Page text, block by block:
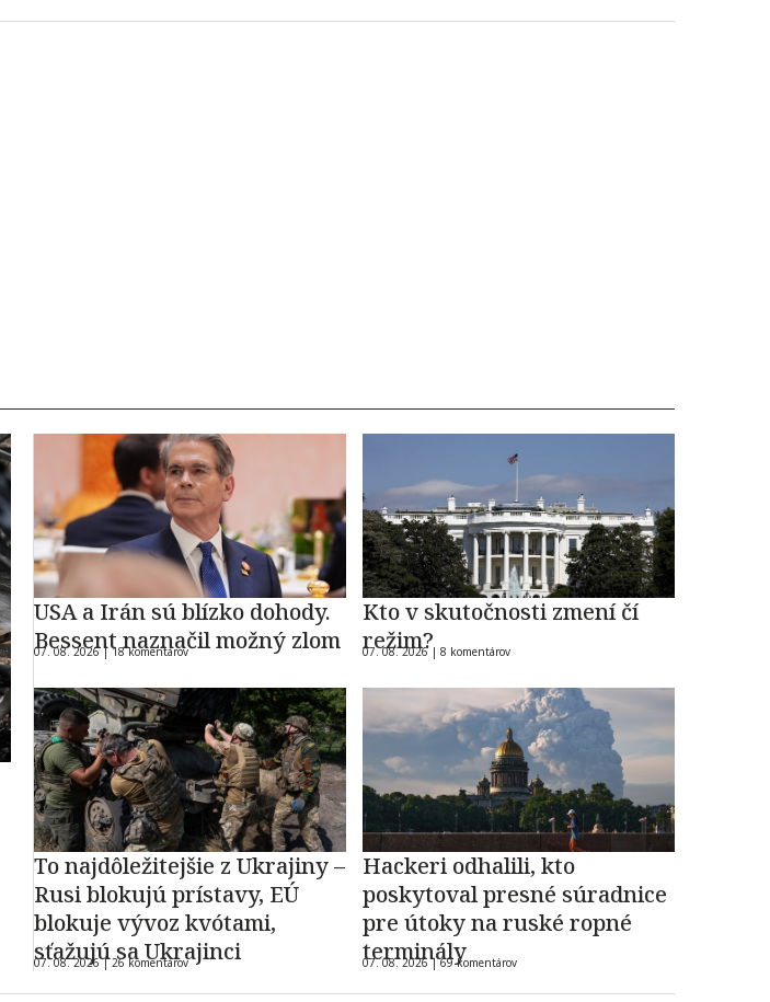
USA a Irán sú blízko dohody.
Bessent naznačil možný zlom
07. 08. 2026 |18 komentárov
Kto v skutočnosti zmení čí
režim?
07. 08. 2026 | 8 komentárov
To najdôležitejšie z Ukrajiny –
Rusi blokujú prístavy, EÚ
blokuje vývoz kvótami,
sťažujú sa Ukrajinci
07. 08. 2026 |26 komentárov
Hackeri odhalili, kto
poskytoval presné súradnice
pre útoky na ruské ropné
terminály
07. 08. 2026 |69 komentárov